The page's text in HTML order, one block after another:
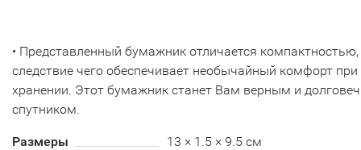
• Представленный бумажник отличается компактностью,
следствие чего обеспечивает необычайный комфорт при
хранении. Этот бумажник станет Вам верным и
спутником.
Размеры
13 × 1.5 × 9.5 см